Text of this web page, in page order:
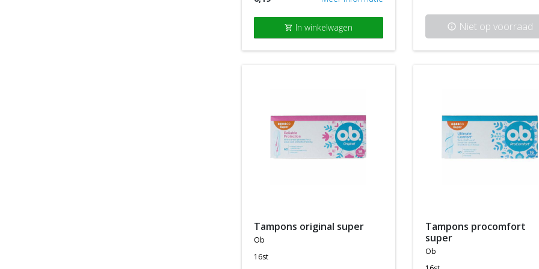
shopping_cart In winkelwagen info Niet op voorraad
tampons original super
ob
16st
tampons procomfort
super
ob